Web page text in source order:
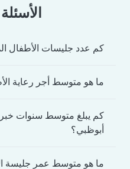
كم عدد جليسات الأطفال
ما هو متوسط أجر رعاية
كم يبلغ متوسط سنوات
أبوظبي؟
ما هو متوسط عمر جليسة